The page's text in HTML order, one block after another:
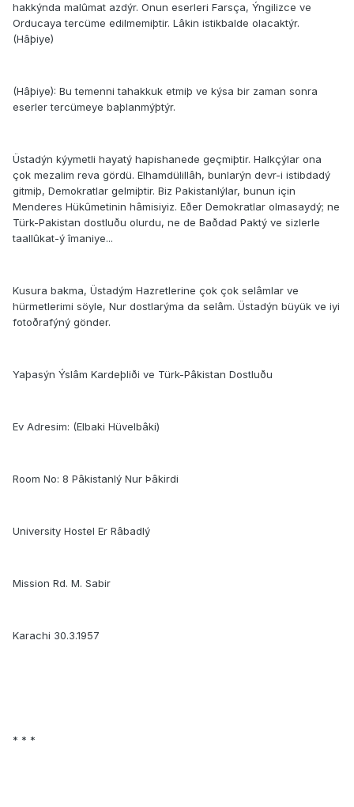
hakkýnda malûmat azdýr. Onun eserleri Farsça, Ýngilizce ve
Orducaya tercüme edilmemiþtir. Lâkin istikbalde olacaktýr.
(Hâþiye)
(Hâþiye): Bu temenni tahakkuk etmiþ ve kýsa bir zaman sonra
eserler tercümeye baþlanmýþtýr.
Üstadýn kýymetli hayatý hapishanede geçmiþtir. Halkçýlar ona
çok mezalim reva gördü. Elhamdülillâh, bunlarýn devr-i istibdadý
gitmiþ, Demokratlar gelmiþtir. Biz Pakistanlýlar, bunun için
Menderes Hükûmetinin hâmisiyiz. Eðer Demokratlar olmasaydý; ne
Türk-Pakistan dostluðu olurdu, ne de Baðdad Paktý ve sizlerle
taallûkat-ý îmaniye...
Kusura bakma, Üstadým Hazretlerine çok çok selâmlar ve
hürmetlerimi söyle, Nur dostlarýma da selâm. Üstadýn büyük ve iyi
fotoðrafýný gönder.
Yaþasýn Ýslâm Kardeþliði ve Türk-Pâkistan Dostluðu
Ev Adresim: (Elbaki Hüvelbâki)
Room No: 8 Pâkistanlý Nur Þâkirdi
University Hostel Er Râbadlý
Mission Rd. M. Sabir
Karachi 30.3.1957
* * *